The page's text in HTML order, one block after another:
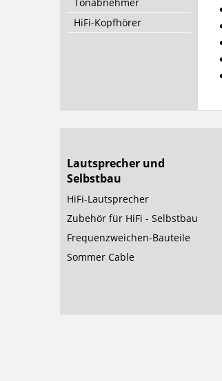
HiFi-Kopfhörer
Lautsprecher und
Selbstbau
HiFi-Lautsprecher
Zubehör für HiFi - Selbstbau
Frequenzweichen-Bauteile
Sommer Cable